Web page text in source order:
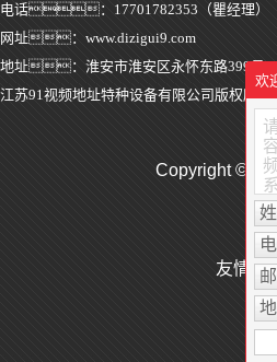
电话：17701782353（瞿经理）
网址：www.dizigui9.com
地址：淮安市淮安区永怀东路399号
江苏91视频地址特种设备有限公司版权所有
Copyright ©
友情
欢